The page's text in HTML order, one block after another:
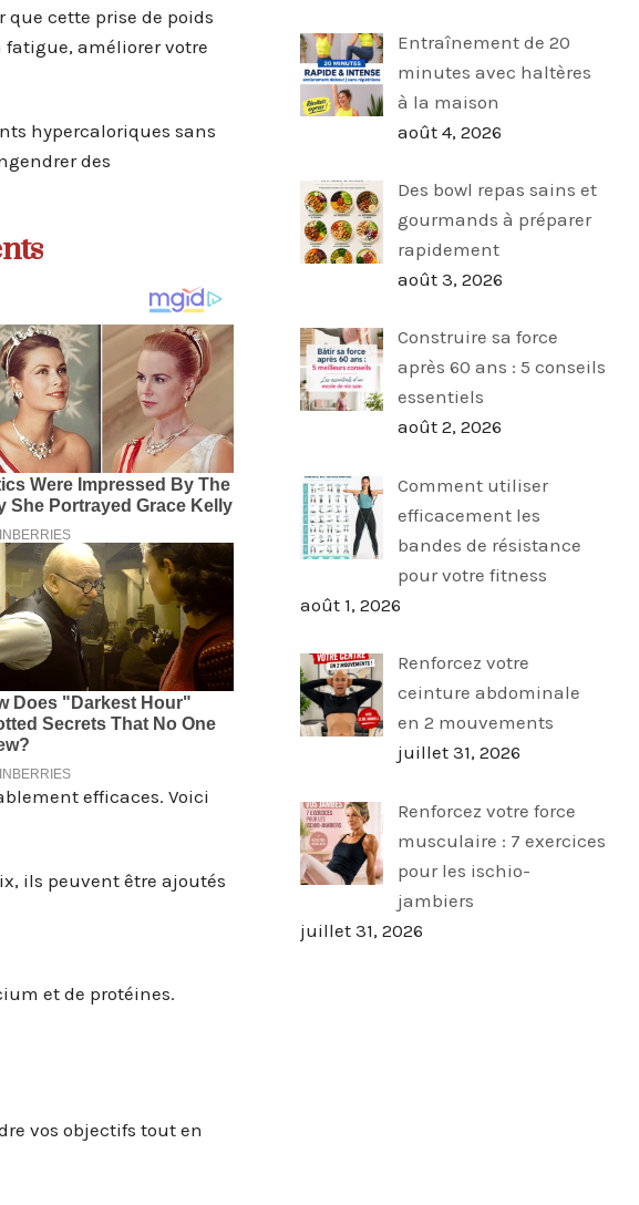
cette prise de poids
améliorer votre
hypercaloriques sans
des
efficaces. Voici
ils peuvent être ajoutés
et de protéines.
vos objectifs tout en
Entraînement de 20
minutes avec haltères
à la maison
août 4, 2026
Des bowl repas sains et
gourmands à préparer
rapidement
août 3, 2026
Construire sa force
après 60 ans : 5 conseils
essentiels
août 2, 2026
Comment utiliser
efficacement les
bandes de résistance
pour votre fitness
août 1, 2026
Renforcez votre
ceinture abdominale
en 2 mouvements
juillet 31, 2026
Renforcez votre force
musculaire : 7 exercices
pour les ischio-
jambiers
juillet 31, 2026